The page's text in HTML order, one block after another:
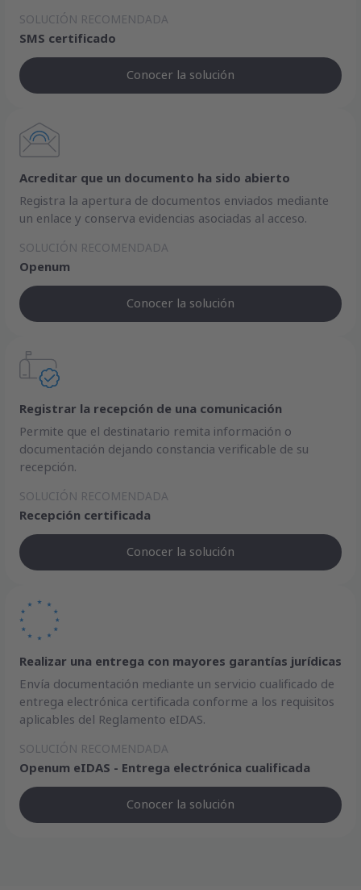
SOLUCIÓN RECOMENDADA
SMS certificado
Conocer la solución
Acreditar que un documento ha sido abierto
Registra la apertura de documentos enviados mediante
un enlace y conserva evidencias asociadas al acceso.
SOLUCIÓN RECOMENDADA
Openum
Conocer la solución
Registrar la recepción de una comunicación
Permite que el destinatario remita información o
documentación dejando constancia verificable de su
recepción.
SOLUCIÓN RECOMENDADA
Recepción certificada
Conocer la solución
Realizar una entrega con mayores garantías jurídicas
Envía documentación mediante un servicio cualificado de
entrega electrónica certificada conforme a los requisitos
aplicables del Reglamento eIDAS.
SOLUCIÓN RECOMENDADA
Openum eIDAS - Entrega electrónica cualificada
Conocer la solución